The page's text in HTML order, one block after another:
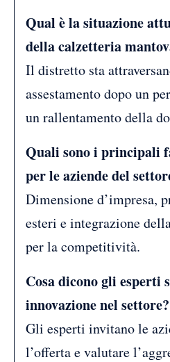
Qual è la situazione
della calzetteria
Il distretto sta
assestamento dopo un
un rallentamento della
Quali sono i principali
per le aziende del
Dimensione d’impresa,
esteri e integrazione
per la competitività.
Cosa dicono gli esperti
innovazione nel settore?
Gli esperti invitano le
l’offerta e valutare